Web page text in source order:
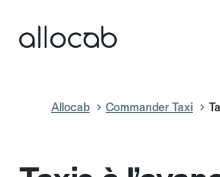
Allocab Commander Taxi